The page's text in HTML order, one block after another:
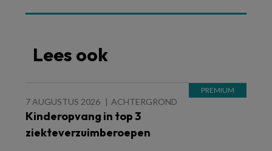
Lees ook
7 AUGUSTUS 2026 ACHTERGROND
Kinderopvang in top 3
ziekteverzuimberoepen